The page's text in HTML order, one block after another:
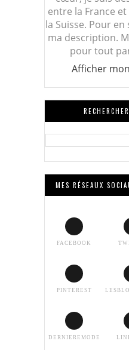
entre la France
la Suisse. Pour
ma description.
pour tout
Afficher
MES RÉSEAUX
FACEBOOK
PINTEREST
DERNIEREMODE